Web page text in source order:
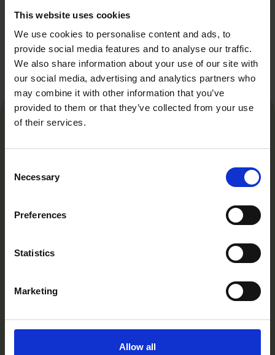
This website uses cookies
We use cookies to personalise content and ads, to
provide social media features and to analyse our traffic.
We also share information about your use of our site with
our social media, advertising and analytics partners who
may combine it with other information that you’ve
provided to them or that they’ve collected from your use
of their services.
Selection
Necessary
Preferences
Statistics
Marketing
Allow all
Tollare Folkhögskola är mer än en skola – det är
uttryck och utveckla din potential, både